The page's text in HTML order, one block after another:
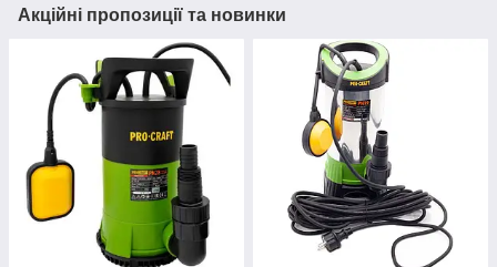
Акційні пропозиції та новинки